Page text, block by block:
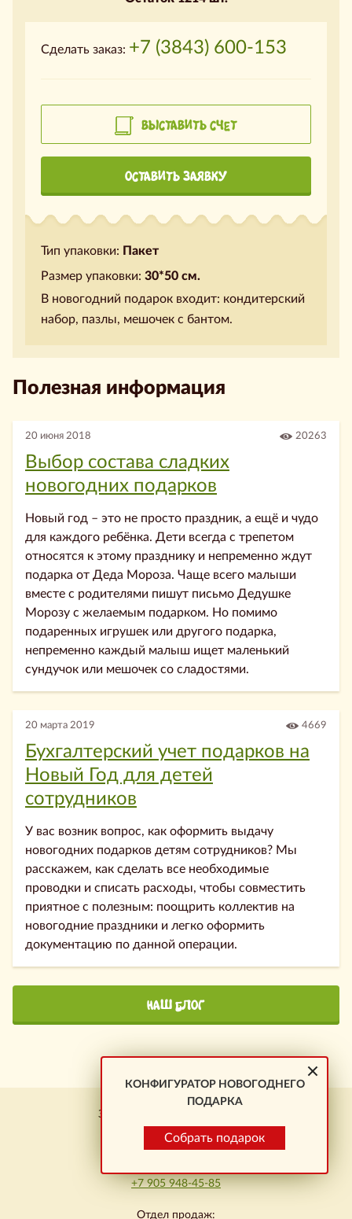
Сделать заказ: +7 (3843) 600-153
ВЫСТАВИТЬ СЧЕТ
ОСТАВИТЬ ЗАЯВКУ
Тип упаковки: Пакет
Размер упаковки: 30*50 см.
В новогодний подарок входит: кондитерский
набор, пазлы, мешочек с бантом.
Полезная информация
20 июня 2018 20263
Выбор состава сладких
новогодних подарков
Новый год – это не просто праздник, а ещё и чудо
для каждого ребёнка. Дети всегда с трепетом
относятся к этому празднику и непременно ждут
подарка от Деда Мороза. Чаще всего малыши
вместе с родителями пишут письмо Дедушке
Морозу с желаемым подарком. Но помимо
подаренных игрушек или другого подарка,
непременно каждый малыш ищет маленький
сундучок или мешочек со сладостями.
20 марта 2019 4669
Бухгалтерский учет подарков на
Новый Год для детей
сотрудников
У вас возник вопрос, как оформить выдачу
новогодних подарков детям сотрудников? Мы
расскажем, как сделать все необходимые
проводки и списать расходы, чтобы совместить
приятное с полезным: поощрить коллектив на
новогодние праздники и легко оформить
документацию по данной операции.
НАШ БЛОГ
КОНФИГУРАТОР НОВОГОДНЕГО
ПОДАРКА
Собрать подарок
Заказ подарков \ Новокузнецк
+7 923 464-01-23
+7 905 948-45-85
Отдел продаж: